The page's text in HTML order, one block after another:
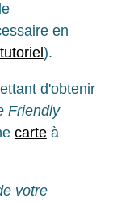
en
tutoriel ).
d'obtenir
Friendly
carteà
votre